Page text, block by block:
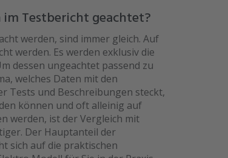
Testbericht geachtet?
werden, sind immer gleich. Auf
werden. Es werden exklusiv die
dessen ungeachtet passend zu
welches Daten mit den
Tests und Beschreibungen steckt,
können und oft alleinig auf
werden, ist der Vergleich mit
Der Hauptanteil der
sich auf die praktischen